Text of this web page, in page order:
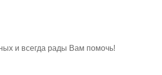
и всегда рады Вам помочь!